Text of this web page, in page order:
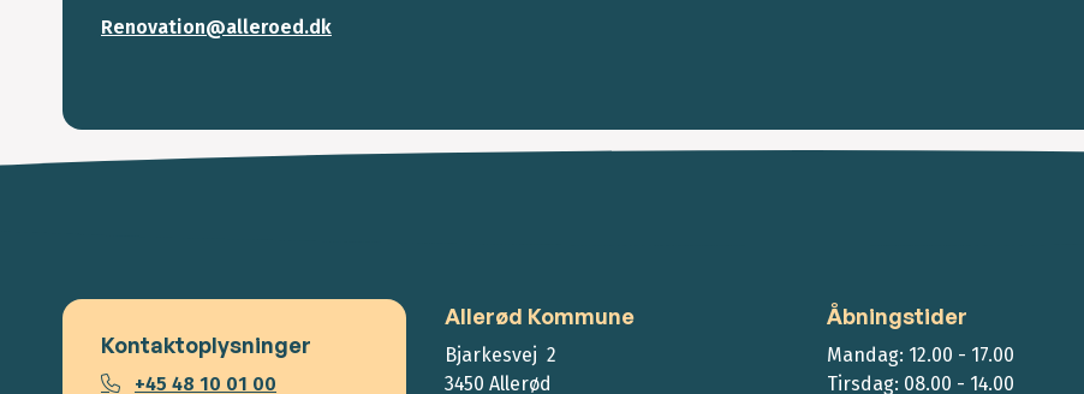
Renovation@alleroed.dk
Kontaktoplysninger
+45 48 10 01 00
Allerød Kommune
Bjarkesvej 2
3450 Allerød
Åbningstider
Mandag: 12.00 - 17.00
Tirsdag: 08.00 - 14.00